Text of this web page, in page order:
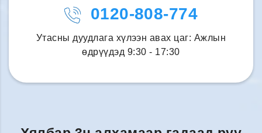
0120-808-774
Утасны дуудлага хүлээн авах цаг: Ажлын
өдрүүдэд 9:30 - 17:30